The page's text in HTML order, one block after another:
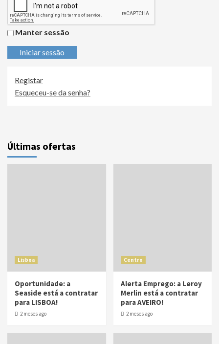
Manter sessão
Iniciar sessão
Registar
Esqueceu-se da senha?
Últimas ofertas
Lisboa
Oportunidade: a
Seaside está a contratar
para LISBOA!
2 meses ago
Centro
Alerta Emprego: a Leroy
Merlin está a contratar
para AVEIRO!
2 meses ago